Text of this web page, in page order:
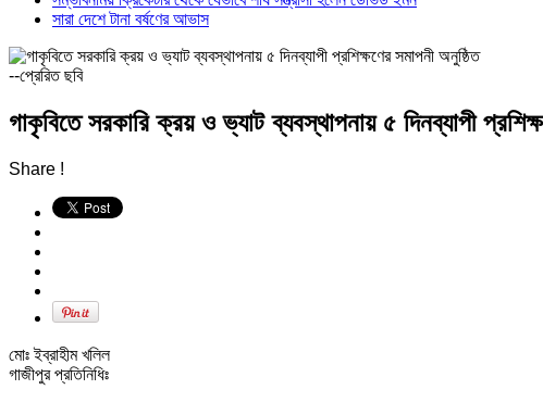
সারা দেশে টানা বর্ষণের আভাস
--প্রেরিত ছবি
গাকৃবিতে সরকারি ক্রয় ও ভ্যাট ব্যবস্থাপনায় ৫ দিনব্যাপী
Share !
মোঃ ইব্রাহীম খলিল
‎গাজীপুর প্রতিনিধিঃ